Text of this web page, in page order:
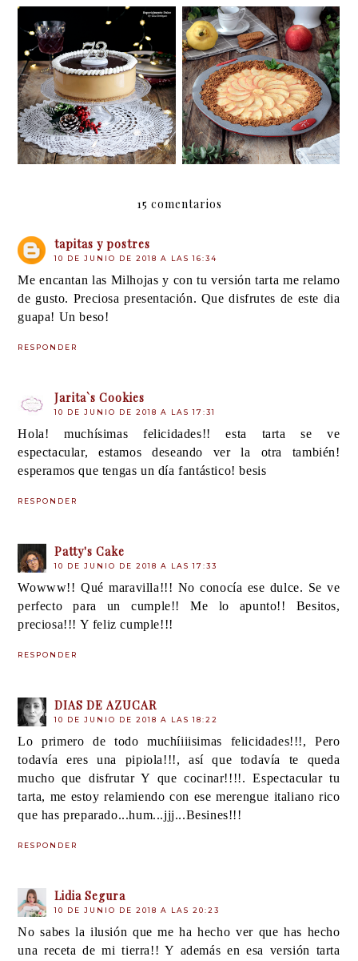
Tarta de turrón de
Jijona y chocolate sin
horno
Tarta de manzanas,
membrillo y galletas
Lotus
15 comentarios
tapitas y postres
10 DE JUNIO DE 2018 A LAS 16:34
Me encantan las Milhojas y con tu versión tarta me relamo
de gusto. Preciosa presentación. Que disfrutes de este dia
guapa! Un beso!
RESPONDER
Jarita`s Cookies
10 DE JUNIO DE 2018 A LAS 17:31
Hola! muchísimas felicidades!! esta tarta se ve
espectacular, estamos deseando ver la otra también!
esperamos que tengas un día fantástico! besis
RESPONDER
Patty's Cake
10 DE JUNIO DE 2018 A LAS 17:33
Wowww!! Qué maravilla!!! No conocía ese dulce. Se ve
perfecto para un cumple!! Me lo apunto!! Besitos,
preciosa!!! Y feliz cumple!!!
RESPONDER
DIAS DE AZUCAR
10 DE JUNIO DE 2018 A LAS 18:22
Lo primero de todo muchíiiisimas felicidades!!!, Pero
todavía eres una pipiola!!!, así que todavía te queda
mucho que disfrutar Y que cocinar!!!!. Espectacular tu
tarta, me estoy relamiendo con ese merengue italiano rico
que has preparado...hum...jjj...Besines!!!
RESPONDER
Lidia Segura
10 DE JUNIO DE 2018 A LAS 20:23
No sabes la ilusión que me ha hecho ver que has hecho
una receta de mi tierra!! Y además en esa versión tarta